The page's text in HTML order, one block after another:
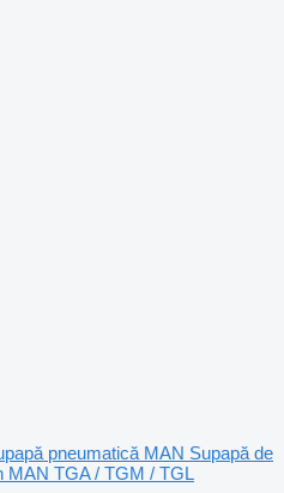
pneumatică MAN Supapă de
MAN TGA / TGM / TGL